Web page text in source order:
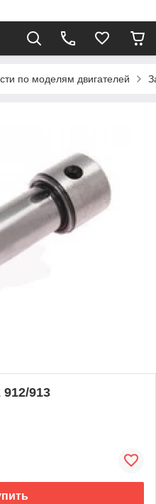
по моделям двигателей
913